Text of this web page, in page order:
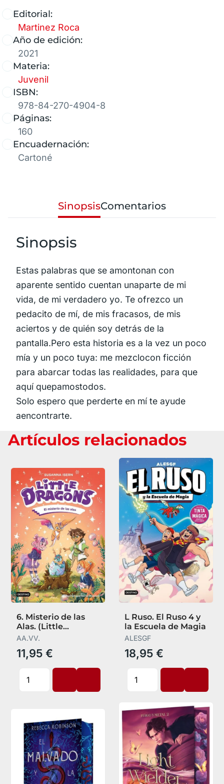
Editorial:
Martinez Roca
Año de edición:
2021
Materia:
Juvenil
ISBN:
978-84-270-4904-8
Páginas:
160
Encuadernación:
Cartoné
SinopsisComentarios
Sinopsis
Estas palabras que se amontonan con
aparente sentido cuentan unaparte de mi
vida, de mi verdadero yo. Te ofrezco un
pedacito de mí, de mis fracasos, de mis
aciertos y de quién soy detrás de la
pantalla.Pero esta historia es a la vez un poco
mía y un poco tuya: me mezclocon ficción
para abarcar todas las realidades, para que
aquí quepamostodos.
Solo espero que perderte en mí te ayude
aencontrarte.
Artículos relacionados
6. Misterio de las
Alas. (Little
Dragons)
AA.VV.
11,95 €
L Ruso. El Ruso 4 y
la Escuela de Magia
ALESGF
18,95 €